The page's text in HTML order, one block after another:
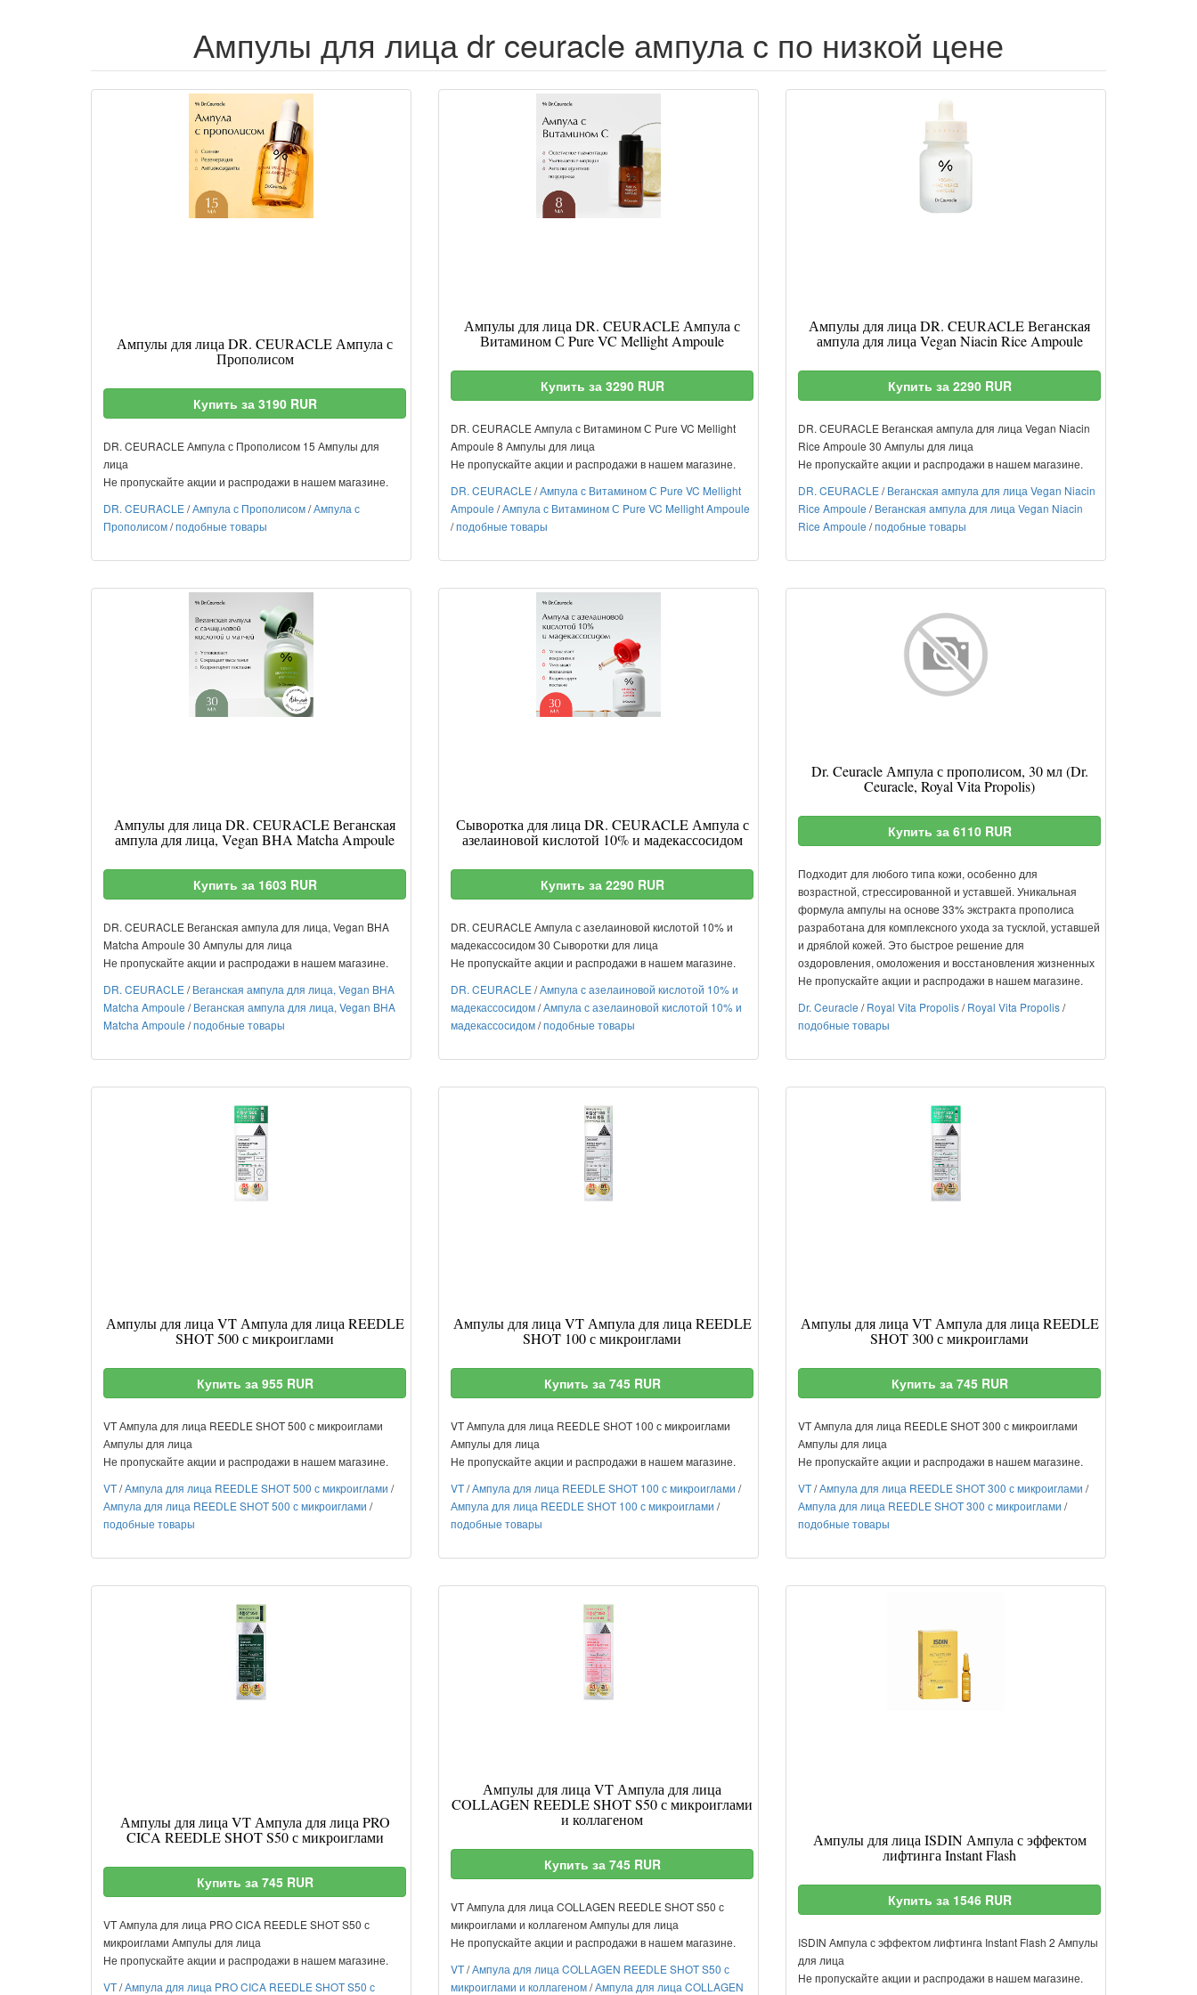
Ампулы для лица dr ceuracle ампула с по низкой цене
Ампулы для лица DR. CEURACLE Ампула с
Прополисом
Купить за 3190 RUR
DR. CEURACLE Ампула с Прополисом 15 Ампулы для
лица
Не пропускайте акции и распродажи в нашем магазине.
DR. CEURACLE /Ампула с Прополисом/Ампула с
Прополисом/подобные товары
Ампулы для лица DR. CEURACLE Ампула с
Витамином С Pure VC Mellight Ampoule
Купить за 3290 RUR
DR. CEURACLE Ампула с Витамином С Pure VC Mellight
Ampoule 8 Ампулы для лица
Не пропускайте акции и распродажи в нашем магазине.
DR. CEURACLE /Ампула с Витамином С Pure VC Mellight
Ampoule /Ампула с Витамином С Pure VC Mellight Ampoule
/подобные товары
Ампулы для лица DR. CEURACLE Веганская
ампула для лица Vegan Niacin Rice Ampoule
Купить за 2290 RUR
DR. CEURACLE Веганская ампула для лица Vegan Niacin
Rice Ampoule 30 Ампулы для лица
Не пропускайте акции и распродажи в нашем магазине.
DR. CEURACLE /Веганская ампула для лица Vegan Niacin
Rice Ampoule /Веганская ампула для лица Vegan Niacin
Rice Ampoule /подобные товары
Ампулы для лица DR. CEURACLE Веганская
ампула для лица, Vegan BHA Matcha Ampoule
Купить за 1603 RUR
DR. CEURACLE Веганская ампула для лица, Vegan BHA
Matcha Ampoule 30 Ампулы для лица
Не пропускайте акции и распродажи в нашем магазине.
DR. CEURACLE /Веганская ампула для лица, Vegan BHA
Matcha Ampoule /Веганская ампула для лица, Vegan BHA
Matcha Ampoule /подобные товары
Сыворотка для лица DR. CEURACLE Ампула с
азелаиновой кислотой 10% и мадекассосидом
Купить за 2290 RUR
DR. CEURACLE Ампула с азелаиновой кислотой 10% и
мадекассосидом 30 Сыворотки для лица
Не пропускайте акции и распродажи в нашем магазине.
DR. CEURACLE /Ампула с азелаиновой кислотой 10% и
мадекассосидом/Ампула с азелаиновой кислотой 10% и
мадекассосидом/подобные товары
Dr. Ceuracle Ампула с прополисом, 30 мл (Dr.
Ceuracle, Royal Vita Propolis)
Купить за 6110 RUR
Подходит для любого типа кожи, особенно для
возрастной, стрессированной и уставшей. Уникальная
формула ампулы на основе 33% экстракта прополиса
разработана для комплексного ухода за тусклой, уставшей
и дряблой кожей. Это быстрое решение для
оздоровления, омоложения и восстановления жизненных
Не пропускайте акции и распродажи в нашем магазине.
Dr. Ceuracle /Royal Vita Propolis/Royal Vita Propolis/
подобные товары
Ампулы для лица VT Ампула для лица REEDLE
SHOT 500 с микроиглами
Купить за 955 RUR
VT Ампула для лица REEDLE SHOT 500 с микроиглами
Ампулы для лица
Не пропускайте акции и распродажи в нашем магазине.
VT/Ампула для лица REEDLE SHOT 500 с микроиглами /
Ампула для лица REEDLE SHOT 500 с микроиглами /
подобные товары
Ампулы для лица VT Ампула для лица REEDLE
SHOT 100 с микроиглами
Купить за 745 RUR
VT Ампула для лица REEDLE SHOT 100 с микроиглами
Ампулы для лица
Не пропускайте акции и распродажи в нашем магазине.
VT/Ампула для лица REEDLE SHOT 100 с микроиглами /
Ампула для лица REEDLE SHOT 100 с микроиглами /
подобные товары
Ампулы для лица VT Ампула для лица REEDLE
SHOT 300 с микроиглами
Купить за 745 RUR
VT Ампула для лица REEDLE SHOT 300 с микроиглами
Ампулы для лица
Не пропускайте акции и распродажи в нашем магазине.
VT/Ампула для лица REEDLE SHOT 300 с микроиглами /
Ампула для лица REEDLE SHOT 300 с микроиглами /
подобные товары
Ампулы для лица VT Ампула для лица PRO
CICA REEDLE SHOT S50 с микроиглами
Купить за 745 RUR
VT Ампула для лица PRO CICA REEDLE SHOT S50 с
микроиглами Ампулы для лица
Не пропускайте акции и распродажи в нашем магазине.
VT/Ампула для лица PRO CICA REEDLE SHOT S50 с
Ампулы для лица VT Ампула для лица
COLLAGEN REEDLE SHOT S50 с микроиглами
и коллагеном
Купить за 745 RUR
VT Ампула для лица COLLAGEN REEDLE SHOT S50 с
микроиглами и коллагеном Ампулы для лица
Не пропускайте акции и распродажи в нашем магазине.
VT/Ампула для лица COLLAGEN REEDLE SHOT S50 с
микроиглами и коллагеном/Ампула для лица COLLAGEN
Ампулы для лица ISDIN Ампула с эффектом
лифтинга Instant Flash
Купить за 1546 RUR
ISDIN Ампула с эффектом лифтинга Instant Flash 2 Ампулы
для лица
Не пропускайте акции и распродажи в нашем магазине.